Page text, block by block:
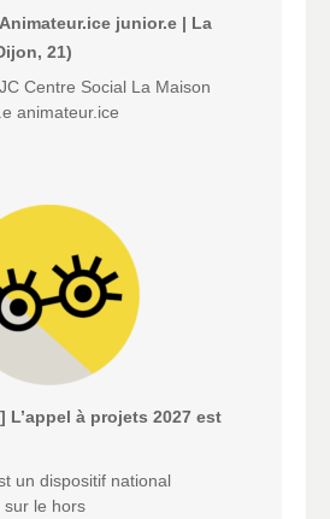
Animateur.ice junior.e | La
21)
Centre Social La Maison
animateur.ice
L’appel à projets 2027 est
un dispositif national
sur le hors